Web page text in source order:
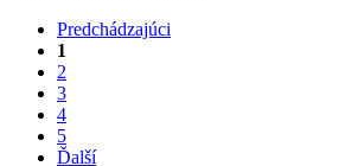
Predchádzajúci
1
2
3
4
5
Ďalší